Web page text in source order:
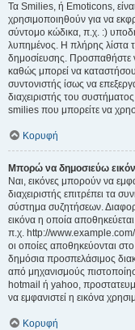
Τα Smilies, ή Emoticons,
χρησιμοποιηθούν για να
σύντομο κώδικα, π.χ. :)
λυπημένος. Η πλήρης λίστα
δημοσίευσης. Προσπαθήστε
καθώς μπορεί να
συντονιστής ίσως να
διαχειριστής του
smilies που μπορείτε να
Κορυφή
Μπορώ να δημοσιεύω
Ναι, εικόνες μπορούν να
διαχειριστής επιτρέπει τα
σύστημα συζητήσεων.
εικόνα η οποία
π.χ. http://www.example.com/
οι οποίες αποθηκεύονται
δημόσια προσπελάσιμος
από μηχανισμούς
hotmail ή yahoo,
να εμφανιστεί η εικόνα
Κορυφή